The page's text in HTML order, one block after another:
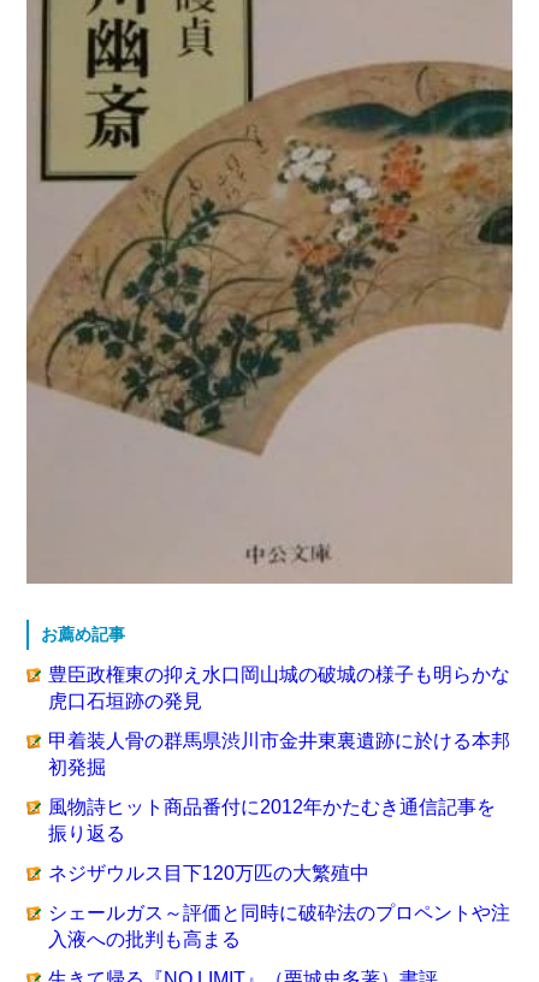
お薦め記事
豊臣政権東の抑え水口岡山城の破城の様子も明らかな
虎口石垣跡の発見
甲着装人骨の群馬県渋川市金井東裏遺跡に於ける本邦
初発掘
風物詩ヒット商品番付に2012年かたむき通信記事を
振り返る
ネジザウルス目下120万匹の大繁殖中
シェールガス～評価と同時に破砕法のプロペントや注
入液への批判も高まる